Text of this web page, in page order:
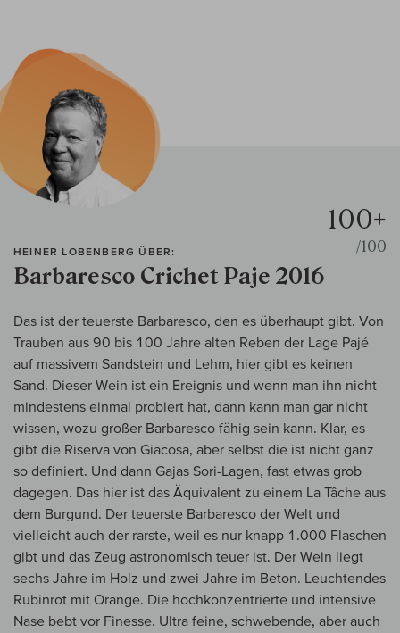
HEINER LOBENBERG ÜBER:
Barbaresco Crichet Paje 2016
100+
/100
Das ist der teuerste Barbaresco, den es überhaupt gibt. Von
Trauben aus 90 bis 100 Jahre alten Reben der Lage Pajé
auf massivem Sandstein und Lehm, hier gibt es keinen
Sand. Dieser Wein ist ein Ereignis und wenn man ihn nicht
mindestens einmal probiert hat, dann kann man gar nicht
wissen, wozu großer Barbaresco fähig sein kann. Klar, es
gibt die Riserva von Giacosa, aber selbst die ist nicht ganz
so definiert. Und dann Gajas Sori-Lagen, fast etwas grob
dagegen. Das hier ist das Äquivalent zu einem La Tâche aus
dem Burgund. Der teuerste Barbaresco der Welt und
vielleicht auch der rarste, weil es nur knapp 1.000 Flaschen
gibt und das Zeug astronomisch teuer ist. Der Wein liegt
sechs Jahre im Holz und zwei Jahre im Beton. Leuchtendes
Rubinrot mit Orange. Die hochkonzentrierte und intensive
Nase bebt vor Finesse. Ultra feine, schwebende, aber auch